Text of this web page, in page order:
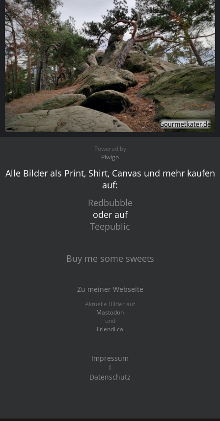
Powered by
Piwigo
Alle Bilder als Print, Shirt, Canvas und mehr kaufen
auf:
Redbubble
oder auf
Teepublic
Buy me some sweets
Zu meiner Webseite
Aktuelle Bilder auf
Mastodon
und
Friendi.ca
Impressum
I
Datenschutz